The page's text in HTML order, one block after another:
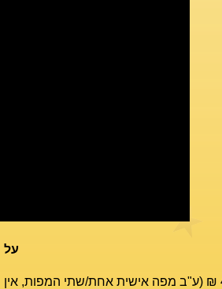
על
מפת התאמה – 450/550 ₪ (ע"ב מפה אישית אחת/